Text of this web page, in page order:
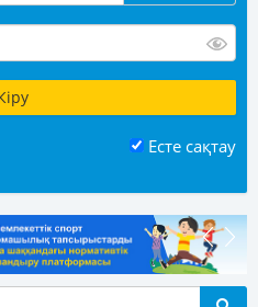
Есте сақтау